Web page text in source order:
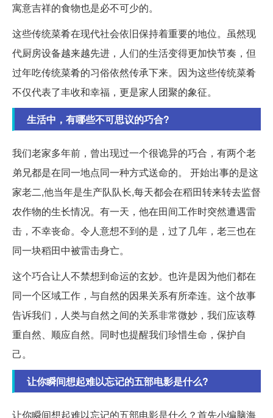
寓意吉祥的食物也是必不可少的。
这些传统菜肴在现代社会依旧保持着重要的地位。虽然现
代厨房设备越来越先进，人们的生活变得更加快节奏，但
过年吃传统菜肴的习俗依然传承下来。因为这些传统菜肴
不仅代表了丰收和幸福，更是家人团聚的象征。
生活中，有哪些不可思议的巧合?
我们老家多年前，曾出现过一个很诡异的巧合，有两个老
弟兄都是在同一地点同一种方式送命的。 开始出事的是这
家老二,他当年是生产队队长,每天都会在稻田转来转去监督
农作物的生长情况。有一天，他在田间工作时突然遭遇雷
击，不幸丧命。令人意想不到的是，过了几年，老三也在
同一块稻田中被雷击身亡。
这个巧合让人不禁想到命运的玄妙。也许是因为他们都在
同一个区域工作，与自然的因果关系有所牵连。这个故事
告诉我们，人类与自然之间的关系非常微妙，我们应该尊
重自然、顺应自然。同时也提醒我们珍惜生命，保护自
己。
让你瞬间想起难以忘记的五部电影是什么?
让你瞬间想起难以忘记的五部电影是什么？首先小编脑海